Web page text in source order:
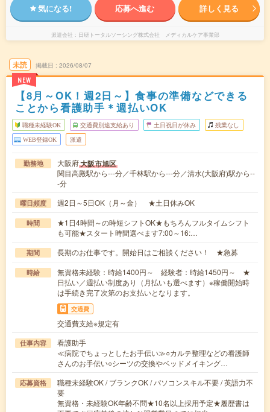
気になる! 応募へ進む 詳しく見る
派遣会社 日研トータルソーシング株式会社 メディカルケア事業部
未読
NEW
掲載日 2026/08/07
【8月～OK！週2日～】食事の準備などできる
ことから看護助手＊週払いOK
職種未経験OK 交通費別途支給あり 土日祝日が休み 残業なし
WEB登録OK 派遣
勤務地 大阪府大阪市旭区
関目高殿駅から---分／千林駅から---分／清水(大阪府)駅から--
-分
曜日頻度 週2日～5日OK（月～金） ★土日休みOK
時間
★1日4時間～の時短シフトOK★もちろんフルタイムシフト
も可能★スタート時間選べます7:00～16:…
期間 長期のお仕事です。開始日はご相談ください！ ★急募
時給
無資格未経験：時給1400円～ 経験者：時給1450円～ ★
日払い／週払い制度あり（月払いも選べます）※稼働開始時
は手続き完了次第のお支払いとなります。
交通費
交通費支給※規定有
仕事内容
看護助手
≪病院でちょっとしたお手伝い≫○カルテ整理などの看護師
さんのお手伝い○シーツの交換やベッドメイキング…
応募資格
職種未経験OK / ブランクOK / パソコンスキル不要 / 英語力不
要
無資格・未経験OK年齢不問★10名以上採用予定★履歴書は